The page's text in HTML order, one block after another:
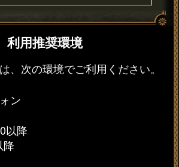
利用推奨環境
、次の環境でご利用ください。
ン
以降
降